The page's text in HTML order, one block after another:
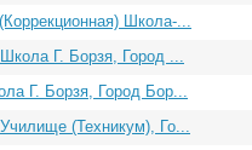
Школа-...
Г. Борзя, Город ...
Г. Борзя, Город Бор...
(Техникум), Го...